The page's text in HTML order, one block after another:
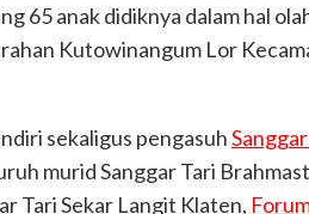
65 anak didiknya dalam hal
Kutowinangum Lor
sekaligus pengasuh
murid Sanggar Tari
Tari Sekar Langit Klaten,